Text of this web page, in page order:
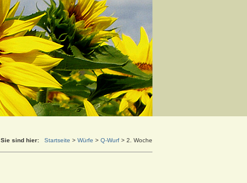
Sie sind hier: Startseite > Würfe > Q-Wurf > 2. Woche